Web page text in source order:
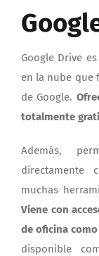
Google Drive
en la nube que
de Google.
totalmente
Además,
directamente
muchas
Viene con
de oficina
disponible